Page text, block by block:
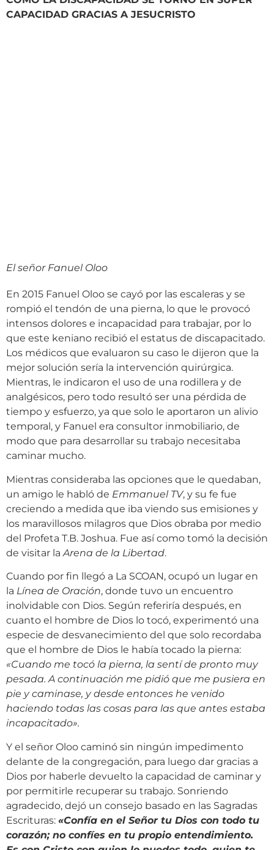
CAPACIDAD GRACIAS A JESUCRISTO
El señor Fanuel Oloo
En 2015 Fanuel Oloo se cayó por las escaleras y se
rompió el tendón de una pierna, lo que le provocó
intensos dolores e incapacidad para trabajar, por lo
que este keniano recibió el estatus de discapacitado.
Los médicos que evaluaron su caso le dijeron que la
mejor solución sería la intervención quirúrgica.
Mientras, le indicaron el uso de una rodillera y de
analgésicos, pero todo resultó ser una pérdida de
tiempo y esfuerzo, ya que solo le aportaron un alivio
temporal, y Fanuel era consultor inmobiliario, de
modo que para desarrollar su trabajo necesitaba
caminar mucho.
Mientras consideraba las opciones que le quedaban,
un amigo le habló de Emmanuel TV, y su fe fue
creciendo a medida que iba viendo sus emisiones y
los maravillosos milagros que Dios obraba por medio
del Profeta T.B. Joshua. Fue así como tomó la decisión
de visitar laArena de la Libertad.
Cuando por fin llegó a La SCOAN, ocupó un lugar en
la Línea de Oración, donde tuvo un encuentro
inolvidable con Dios. Según referiría después, en
cuanto el hombre de Dios lo tocó, experimentó una
especie de desvanecimiento del que solo recordaba
que el hombre de Dios le había tocado la pierna:
«Cuando me tocó la pierna, la sentí de pronto muy
pesada. A continuación me pidió que me pusiera en
pie y caminase, y desde entonces he venido
haciendo todas las cosas para las que antes estaba
incapacitado».
Y el señor Oloo caminó sin ningún impedimento
delante de la congregación, para luego dar gracias a
Dios por haberle devuelto la capacidad de caminar y
por permitirle recuperar su trabajo. Sonriendo
agradecido, dejó un consejo basado en las Sagradas
Escrituras: «Confía en el Señor tu Dios con todo tu
corazón; no confíes en tu propio entendimiento.